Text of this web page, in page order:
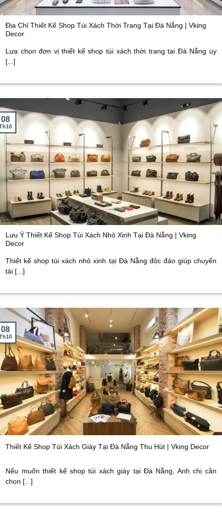
Địa Chỉ Thiết Kế Shop Túi Xách Thời Trang Tại Đà Nẵng | Vking
Decor
Lựa chọn đơn vị thiết kế shop túi xách thời trang tại Đà Nẵng uy
[...]
Lưu Ý Thiết Kế Shop Túi Xách Nhỏ Xinh Tại Đà Nẵng | Vking
Decor
Thiết kế shop túi xách nhỏ xinh tại Đà Nẵng độc đáo giúp chuyển
tải [...]
08
Thiết Kế Shop Túi Xách Giày Tại Đà Nẵng Thu Hút | Vking Decor
Nếu muốn thiết kế shop túi xách giày tại Đà Nẵng, Anh chị cần
chọn [...]
08